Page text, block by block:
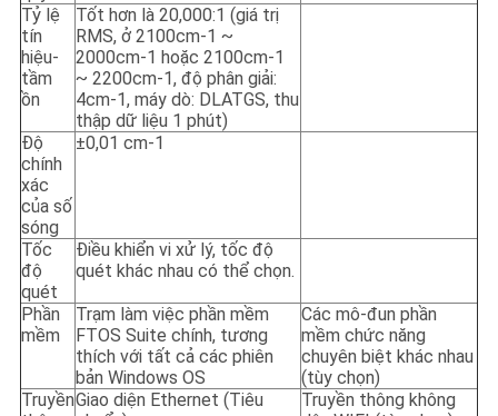
Tỷ lệ
tín
hiệu-
tầm
ồn
Tốt hơn là 20,000:1 (giá trị
RMS, ở 2100cm-1 ~
2000cm-1 hoặc 2100cm-1
~ 2200cm-1, độ phân giải:
4cm-1, máy dò: DLATGS, thu
thập dữ liệu 1 phút)
Độ
chính
xác
của số
sóng
±0,01 cm-1
Tốc
độ
quét
Điều khiển vi xử lý, tốc độ
quét khác nhau có thể chọn.
Phần
mềm
Trạm làm việc phần mềm
FTOS Suite chính, tương
thích với tất cả các phiên
bản Windows OS
Các mô-đun phần
mềm chức năng
chuyên biệt khác nhau
(tùy chọn)
TruyềnGiao diện Ethernet (Tiêu
Truyền thông không